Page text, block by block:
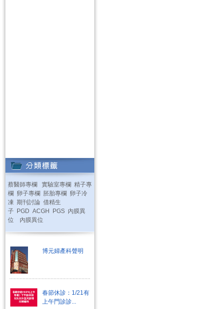
蔡醫師專欄 實驗室專欄 精子專
欄 卵子專欄 胚胎專欄 卵子冷
凍 期刊討論 借精生
子 PGD ACGH PGS 內膜異
位
內膜異位
博元婦產科聲明
春節休診：1/21有
上午門診診...